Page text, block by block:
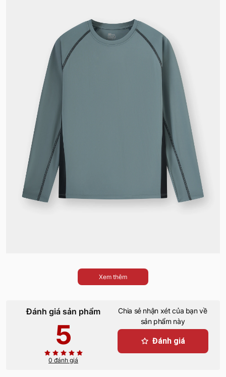
Xem thêm
Đánh giá sản phẩm
5
0 đánh giá
Chia sẻ nhận xét của bạn về
sản phẩm này
Đánh giá